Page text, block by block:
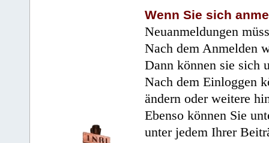
Wenn Sie sich
Neuanmeldungen
Nach dem Anmelden
Dann können sie sich
Nach dem Einloggen
ändern oder weitere
Ebenso können Sie
unter jedem Ihrer